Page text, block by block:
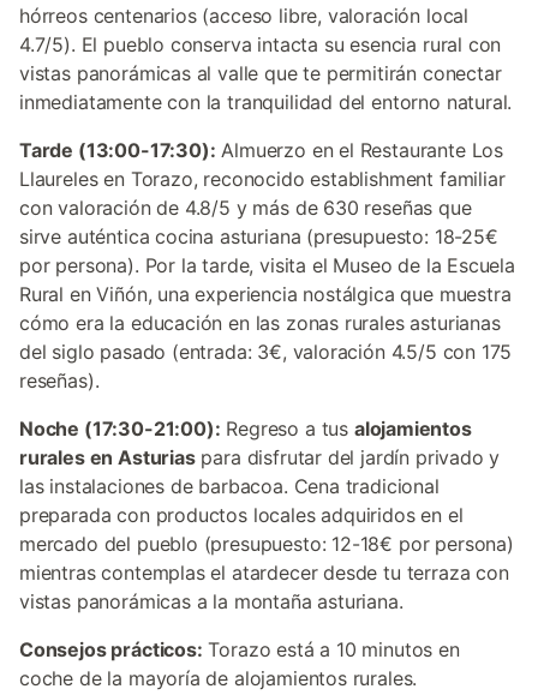
hórreos centenarios (acceso libre, valoración local
4.7/5). El pueblo conserva intacta su esencia rural con
vistas panorámicas al valle que te permitirán conectar
inmediatamente con la tranquilidad del entorno natural.
Tarde (13:00-17:30): Almuerzo en el Restaurante Los
Llaureles en Torazo, reconocido establishment familiar
con valoración de 4.8/5 y más de 630 reseñas que
sirve auténtica cocina asturiana (presupuesto: 18-25€
por persona). Por la tarde, visita el Museo de la Escuela
Rural en Viñón, una experiencia nostálgica que muestra
cómo era la educación en las zonas rurales asturianas
del siglo pasado (entrada: 3€, valoración 4.5/5 con 175
reseñas).
Noche (17:30-21:00): Regreso a tus alojamientos
rurales en Asturiaspara disfrutar del jardín privado y
las instalaciones de barbacoa. Cena tradicional
preparada con productos locales adquiridos en el
mercado del pueblo (presupuesto: 12-18€ por persona)
mientras contemplas el atardecer desde tu terraza con
vistas panorámicas a la montaña asturiana.
Consejos prácticos: Torazo está a 10 minutos en
coche de la mayoría de alojamientos rurales.